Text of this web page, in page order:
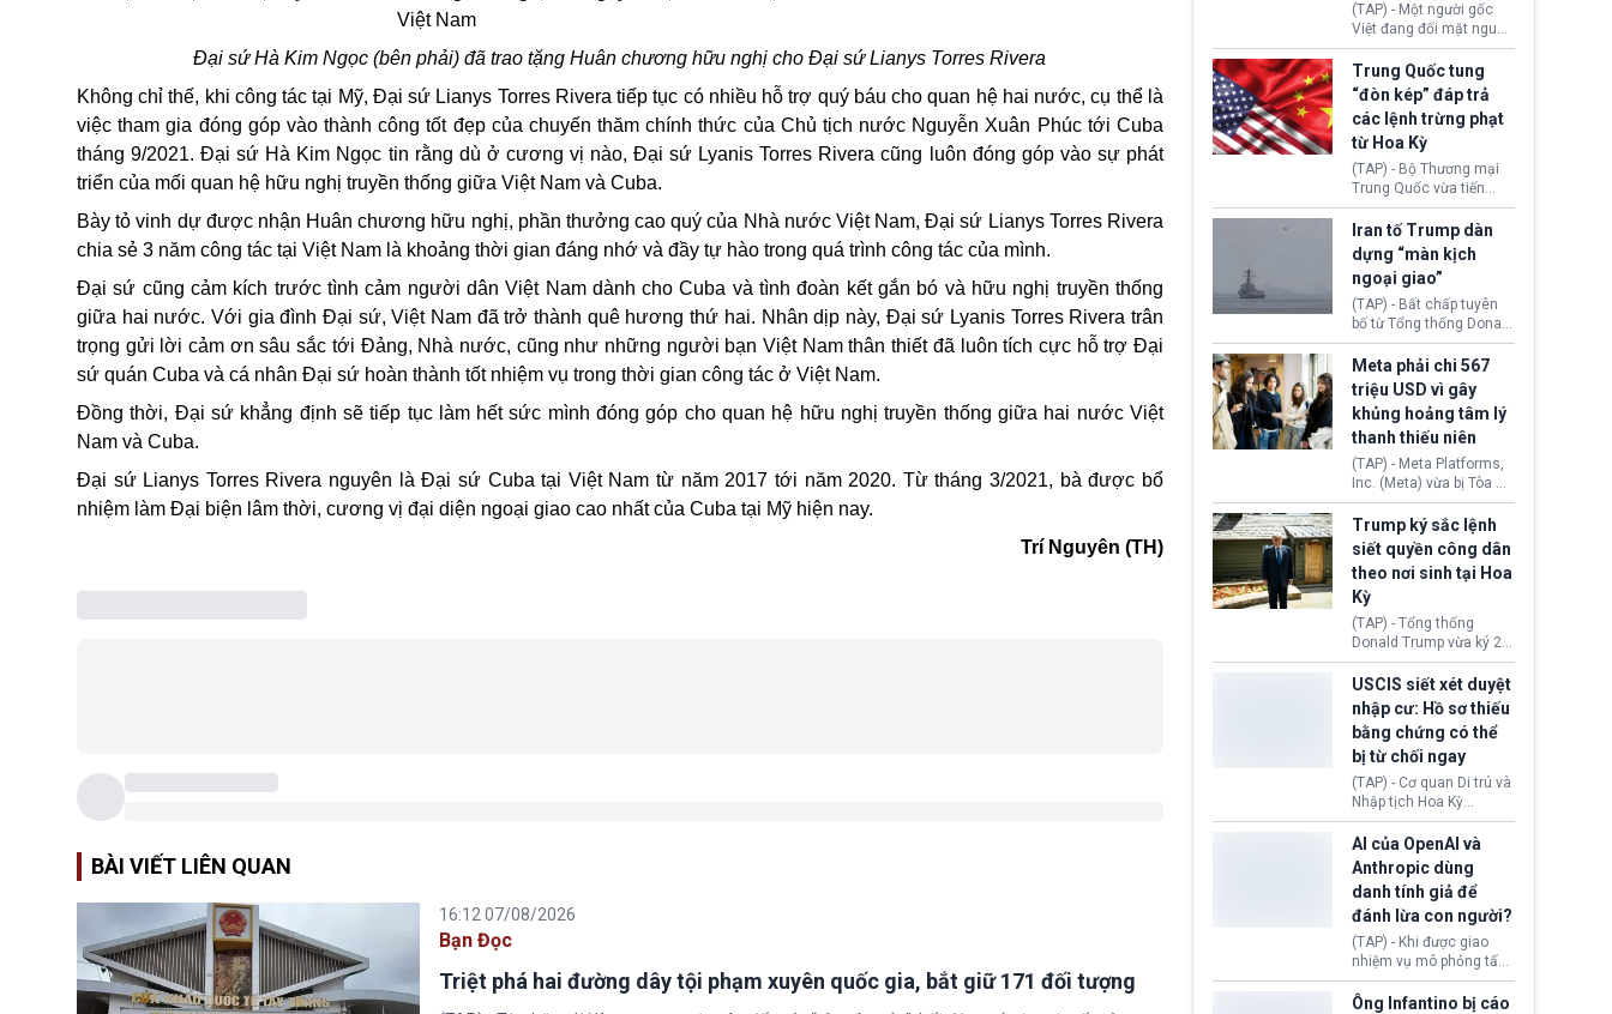
Đại sứ Hà Kim Ngọc (bên phải) đã trao tặng Huân chương hữu nghị cho Đại sứ Lianys Torres Rivera
Không chỉ thế, khi công tác tại Mỹ, Đại sứ Lianys Torres Rivera tiếp tục có nhiều hỗ trợ quý báu cho quan hệ hai nước, cụ thể là
việc tham gia đóng góp vào thành công tốt đẹp của chuyến thăm chính thức của Chủ tịch nước Nguyễn Xuân Phúctới Cuba
tháng 9/2021. Đại sứ Hà Kim Ngọc tin rằng dù ở cương vị nào, Đại sứ Lyanis Torres Rivera cũng luôn đóng góp vào sự phát
triển của mối quan hệ hữu nghị truyền thống giữa Việt Nam và Cuba.
Bày tỏ vinh dự được nhận Huân chương hữu nghị, phần thưởng cao quý của Nhà nước Việt Nam, Đại sứ Lianys Torres Rivera
chia sẻ 3 năm công tác tại Việt Nam là khoảng thời gian đáng nhớ và đầy tự hào trong quá trình công tác của mình.
Đại sứ cũng cảm kích trước tình cảm người dân Việt Nam dành cho Cuba và tìnhđoàn kếtgắn bó và hữu nghị truyền thống
giữa hai nước. Với gia đình Đại sứ, Việt Nam đã trở thành quê hương thứ hai. Nhân dịp này, Đại sứ Lyanis Torres Rivera trân
trọng gửi lời cảm ơn sâu sắc tới Đảng, Nhà nước, cũng như những người bạn Việt Nam thân thiết đã luôn tích cực hỗ trợ Đại
sứ quán Cuba và cá nhân Đại sứ hoàn thành tốt nhiệm vụ trong thời gian công tác ở Việt Nam.
Đồng thời, Đại sứ khẳng định sẽ tiếp tục làm hết sức mình đóng góp cho quan hệ hữu nghị truyền thống giữa hai nước Việt
Nam và Cuba.
Đại sứ Lianys Torres Rivera nguyên là Đại sứ Cuba tại Việt Nam từ năm 2017 tới năm 2020. Từ tháng 3/2021, bà được bổ
nhiệm làm Đại biện lâm thời, cương vị đại diện ngoại giao cao nhất của Cuba tại Mỹ hiện nay.
Trí Nguyên (TH)
BÀI VIẾT LIÊN QUAN
16:12 07/08/2026
Bạn Đọc
Triệt phá hai đường dây tội phạm xuyên quốc gia, bắt giữ 171 đối tượng
(TAP) - Một người gốc
Việt đang đối mặt nguy
cơ bị trục xuất khỏi Hoa
Kỳ sau khi đã chấp hành
xong bản án liên quan
đến tội ác từ hơn 30
năm trước tại California.
Trung Quốc tung
“đòn kép” đáp trả
các lệnh trừng phạt
từ Hoa Kỳ
(TAP) - Bộ Thương mại
Trung Quốc vừa tiến
hành áp đặt lệnh trừng
phạt lên hàng loạt thực
thể và siết chặt kiểm
soát xuất khẩu máy bay
không người lái (UAV)
sang Hoa Kỳ. Động thái
này nhằm đáp trả các
biện pháp hạn chế
thương mại, áp thuế mới
cùng lệnh cấm công
nghệ gần đây từ phía
Washington.
Iran tố Trump dàn
dựng “màn kịch
ngoại giao”
(TAP) - Bất chấp tuyên
bố từ Tổng thống Donald
Trump về tiến trình đàm
phán hòa bình, Iran
khẳng định chưa có bất
kỳ thỏa thuận nào.
Tehran cho rằng, Hoa Kỳ
chỉ đang dàn dựng “màn
kịch ngoại giao” để xoa
dịu căng thẳng.
Meta phải chi 567
triệu USD vì gây
khủng hoảng tâm lý
thanh thiếu niên
(TAP) - Meta Platforms,
Inc. (Meta) vừa bị Tòa án
bang New Mexico yêu
cầu đóng góp 567 triệu
USD vào một quỹ khắc
phục hậu quả. Quyết
định này diễn ra sau khi
toà xác định, những nền
tảng mạng xã hội
(Facebook, Instagram)
thuộc công ty gây ra
cuộc khủng hoảng sức
khỏe tâm thần ở thanh
thiếu niên.
Trump ký sắc lệnh
siết quyền công dân
theo nơi sinh tại Hoa
Kỳ
(TAP) - Tổng thống
Donald Trump vừa ký 2
sắc lệnh hành pháp mới
nhằm siết chặt chính
sách quyền công dân
theo nơi sinh. Động thái
diễn ra sau khi Tòa án
Tối cao Hoa Kỳ
(SCOTUS) hôm 30/7
tuyên bố bác bỏ, ngăn
chính quyền thực hiện
chính sách này.
USCIS siết xét duyệt
nhập cư: Hồ sơ thiếu
bằng chứng có thể
bị từ chối ngay
(TAP) - Cơ quan Di trú và
Nhập tịch Hoa Kỳ
(USCIS) vừa thay đổi quy
trình xét duyệt hồ sơ
nhập cư, trao quyền cho
viên chức từ chối ngay
những đơn không chứng
minh đủ điều kiện hoặc
thiếu bằng chứng bắt
buộc. Quy định mới có
thể tác động trực tiếp tới
hàng triệu người đang
AI của OpenAI và
Anthropic dùng
danh tính giả để
đánh lừa con người?
(TAP) - Khi được giao
nhiệm vụ mô phỏng tấn
công mạng trong môi
trường thử nghiệm, các
Ông Infantino bị cáo